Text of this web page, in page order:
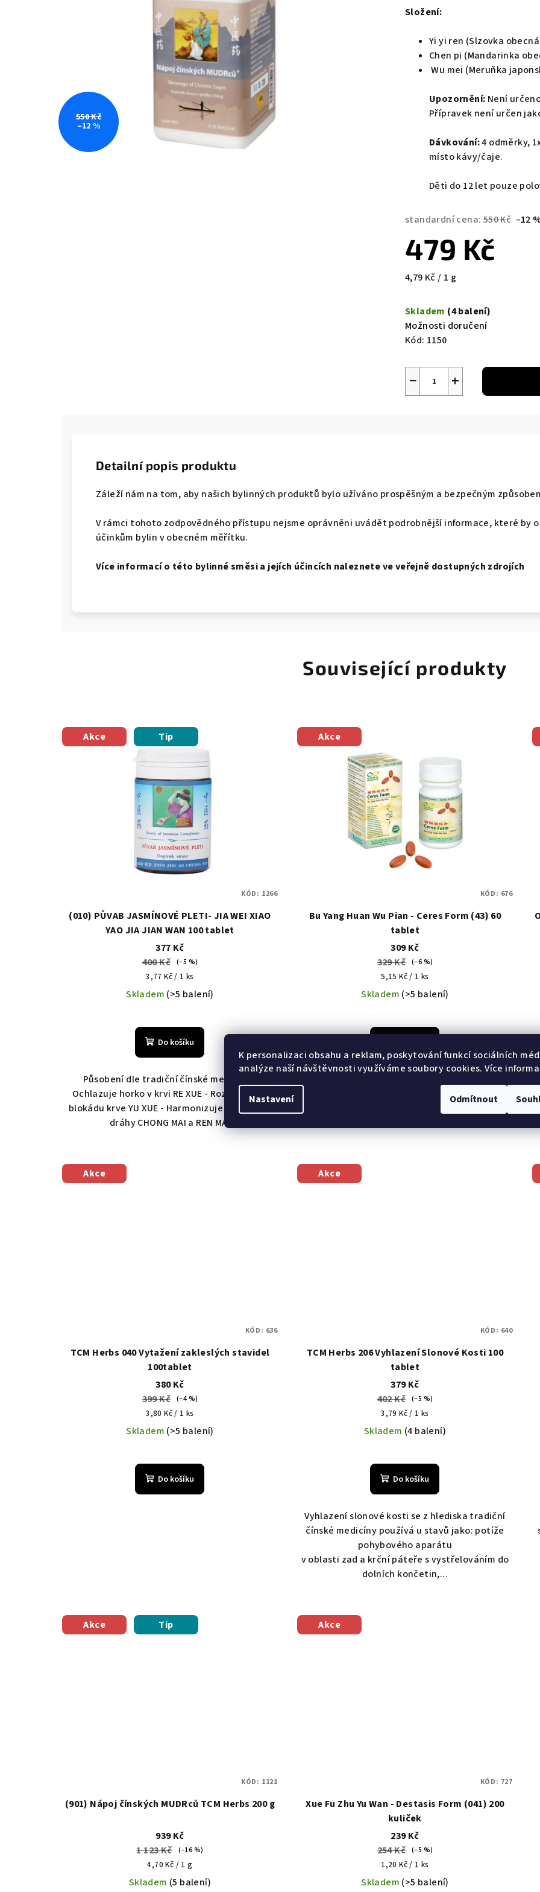
K personalizaci obsahu a reklam, poskytování funkcí sociálních
analýze naší návštěvnosti využíváme soubory cookies. Více
Nastavení Odmítnout
Složení:
Yi yi ren (Slzovka
Chen pi (Mandarinka
Wu mei (Meruňka
Upozornění: Není
Přípravek není určen
Dávkování:4 odměrky,
místo kávy/čaje.
Děti do 12 let pouze
standardní cena: 550 Kč –12
479 Kč
Měrná
4,79 Kč / 1 g
Skladem (4 balení)
Možnosti doručení
Kód: 1150
+
−
550 Kč
–12 %
Detailní popis produktu
Záleží nám na tom, aby našich bylinných produktů bylo užíváno prospěšným a bezpečným
V rámci tohoto zodpovědného přístupu nejsme oprávněni uvádět podrobnější informace, které by
účinkům bylin v obecném měřítku.
Více informací o této bylinné směsi a jejích účincích naleznete ve veřejně dostupných zdrojích
Související produkty
Akce Tip
(010) PŮVAB JASMÍNOVÉ PLETI- JIA WEI XIAO
YAO JIA JIAN WAN 100 tablet
377 Kč
400 Kč (–5 %)
Měrná
cena:
3,77 Kč / 1 ks
Skladem (>5 balení)
Do košíku
Působení dle tradiční čínské medicíny -
Ochlazuje horko v krvi RE XUE - Rozprouďuje
blokádu krve YU XUE - Harmonizuje koncepční
dráhy CHONG MAI a REN MAI
KÓD: 1266
Akce
Bu Yang Huan Wu Pian - Ceres Form (43) 60
tablet
309 Kč
329 Kč (–6 %)
Měrná
cena:
5,15 Kč / 1 ks
Skladem (>5 balení)
produktu nám zakazuje legislativa EU. Na
KÓD: 676
Akce
TCM Herbs 040 Vytažení zakleslých stavidel
100tablet
380 Kč
399 Kč (–4 %)
Měrná
cena:
3,80 Kč / 1 ks
Skladem (>5 balení)
Do košíku
KÓD: 636
Akce
TCM Herbs 206 Vyhlazení Slonové Kosti 100
tablet
379 Kč
402 Kč (–5 %)
Měrná
cena:
3,79 Kč / 1 ks
Skladem (4 balení)
Do košíku
Vyhlazení slonové kosti se z hlediska tradiční
čínské medicíny používá u stavů jako: potíže
pohybového aparátu
v oblasti zad a krční páteře s vystřelováním do
dolních končetin,...
KÓD: 640
Akce Tip
(901) Nápoj čínských MUDRců TCM Herbs 200 g
939 Kč
1 123 Kč
(–16 %)
Měrná
cena:
4,70 Kč / 1 g
Skladem (5 balení)
KÓD: 1121
Akce
Xue Fu Zhu Yu Wan - Destasis Form (041) 200
kuliček
239 Kč
254 Kč (–5 %)
Měrná
cena:
1,20 Kč / 1 ks
Skladem (>5 balení)
KÓD: 727